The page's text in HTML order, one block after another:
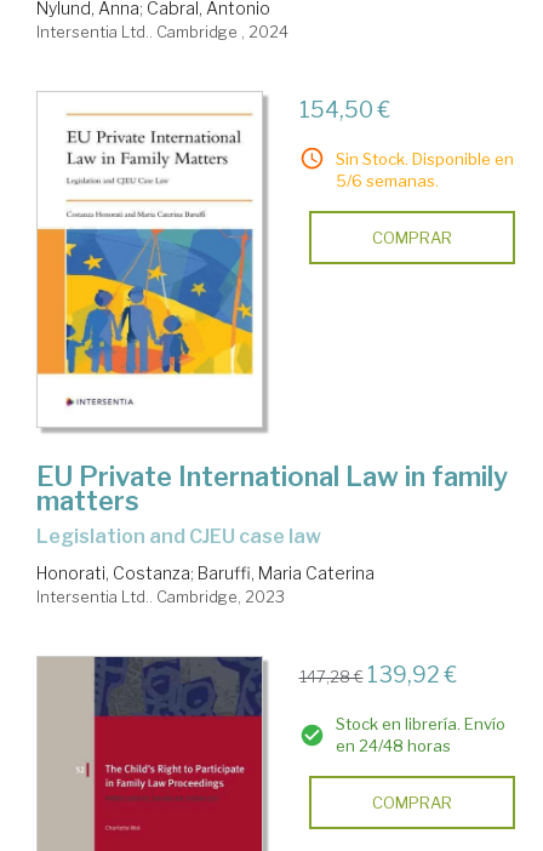
Nylund, Anna; Cabral, Antonio
Intersentia Ltd.. Cambridge , 2024
154,50 €
Sin Stock. Disponible en
5/6 semanas.
COMPRAR
EU Private International Law in family
matters
legislation and CJEU case law
Honorati, Costanza; Baruffi, Maria Caterina
Intersentia Ltd.. Cambridge, 2023
147,28 € 139,92 €
Stock en librería. Envío
en 24/48 horas
COMPRAR